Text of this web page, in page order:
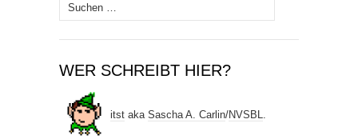
Suchen
nach:
WER SCHREIBT HIER?
itst aka Sascha A. Carlin/NVSBL.